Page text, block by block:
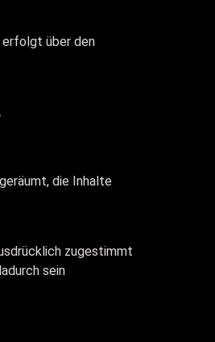
erfolgt über den
die Inhalte
zugestimmt
sein